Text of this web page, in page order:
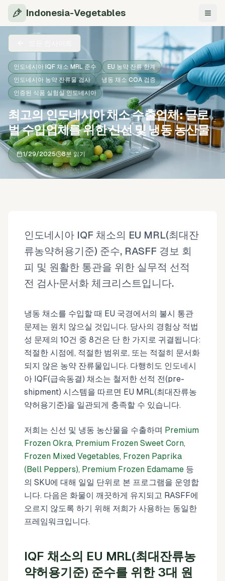
Indonesia-Vegetables 탐색
인도네시아 IQF 채소 MRL 준수
EU 농약 잔류 한계
인도네시아 농약 잔류물 검사
냉동 채소 COA 검증
인증된 식품 실험실 인도네시아
최고의 인도네시아 채소 수출업체: 글로
벌 수입업체를 위한 신선 및 냉동 농산물
1/29/2025 8분 읽기
인도네시아 IQF 채소의 EU MRL(최대잔
류농약허용기준) 준수, RASFF 경보 회
피 및 원활한 통관을 위한 실무적 선적
전 검사·문서화 체크리스트입니다.
냉동 채소를 수입할 때 EU 국경에서의 불시 통관
문제는 원치 않으실 것입니다. 당사의 경험상 적법
성 문제의 10건 중 8건은 단 한 가지로 귀결됩니다:
적절한 시점에, 적절한 범위로, 또는 적절히 문서화
되지 않은 농약 잔류물입니다. 다행히도 인도네시
아 IQF(급속동결) 채소는 철저한 선적 전(pre-
shipment) 시스템을 따르면 EU MRL(최대잔류농
약허용기준)을 일관되게 충족할 수 있습니다.
저희는 신선 및 냉동 농산물을 수출하며 Premium
Frozen Okra, Premium Frozen Sweet Corn,
Frozen Mixed Vegetables, Frozen Paprika
(Bell Peppers), Premium Frozen Edamame 등
의 SKU에 대해 일일 단위로 본 프로그램을 운영합
니다. 다음은 화물이 깨끗하게 유지되고 RASFF에
오르지 않도록 하기 위해 저희가 사용하는 동일한
프레임워크입니다.
IQF 채소의 EU MRL(최대잔류농
약허용기준) 준수를 위한 3대 원